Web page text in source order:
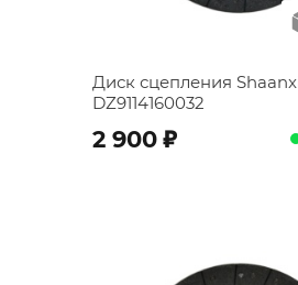
Диск сцепления
DZ9114160032
2 900 ;